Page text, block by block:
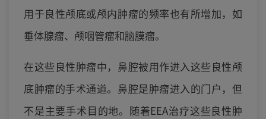
用于良性颅底或颅内肿瘤的频率也有所增加，如
垂体腺瘤、颅咽管瘤和脑膜瘤。
在这些良性肿瘤中，鼻腔被用作进入这些良性颅
底肿瘤的手术通道。鼻腔是肿瘤进入的门户，但
不是主要手术目的地。随着EEA治疗这些良性肿